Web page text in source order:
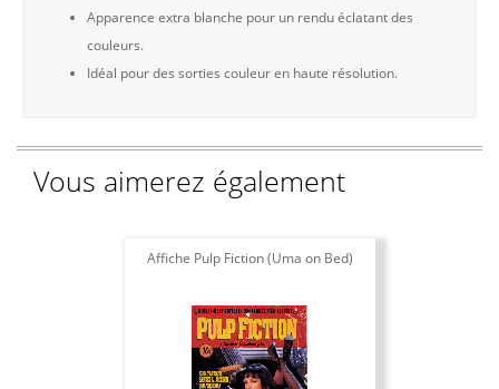
Apparence extra blanche pour un rendu éclatant des
couleurs.
Idéal pour des sorties couleur en haute résolution.
Vous aimerez également
Affiche Pulp Fiction (Uma on Bed)